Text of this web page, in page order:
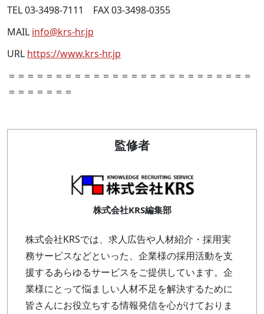
TEL 03-3498-7111 FAX 03-3498-0355
MAIL info@krs-hr.jp
URL https://www.krs-hr.jp
＝＝＝＝＝＝＝＝＝＝＝＝＝＝＝＝＝＝＝＝＝＝＝＝＝＝
＝＝＝＝＝＝＝
監修者
株式会社KRS編集部
株式会社KRSでは、求人広告や人材紹介・採用実
務サービスなどといった、企業様の採用活動を支
援するあらゆるサービスをご提供しています。企
業様にとって悩ましい人材不足を解決するために
皆さんにお役立ちする情報発信を心がけておりま